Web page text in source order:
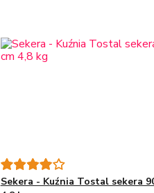
Sekera - Kuźnia Tostal sekera